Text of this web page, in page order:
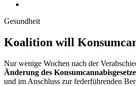
Gesundheit
Koalition will
Nur wenige Wochen nach der
Änderung des
und im Anschluss zur federführenden